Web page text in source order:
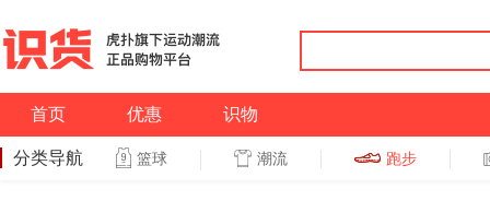
首页 优惠 识物
分类导航 篮球 潮流 跑步